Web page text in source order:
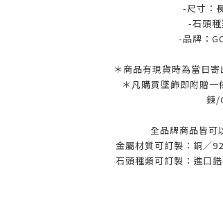
-尺寸：
-石頭
-品牌：
＊商品有現貨時為當日
＊凡購買墜飾即附贈
鍊/
全品牌商品皆可
金屬材質可訂製：銅／
石頭種類可訂製：進口